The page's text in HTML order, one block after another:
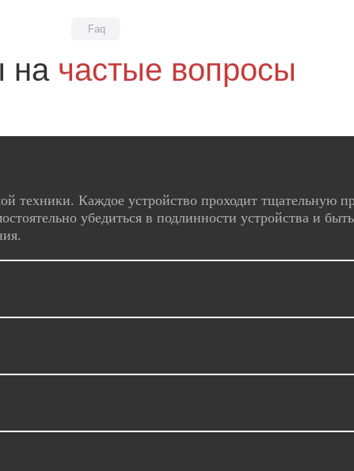
на частые вопросы
Faq
техники. Каждое устройство проходит тщательную
убедиться в подлинности устройства и